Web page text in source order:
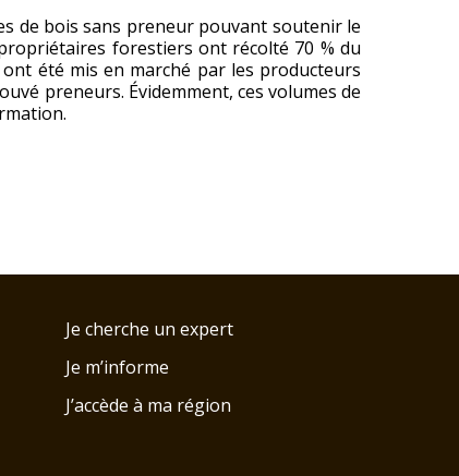
de bois sans preneur pouvant soutenir le
forestiers ont récolté 70 % du
été mis en marché par les producteurs
preneurs. Évidemment, ces volumes de
Je cherche un expert
Je m’informe
J’accède à ma région